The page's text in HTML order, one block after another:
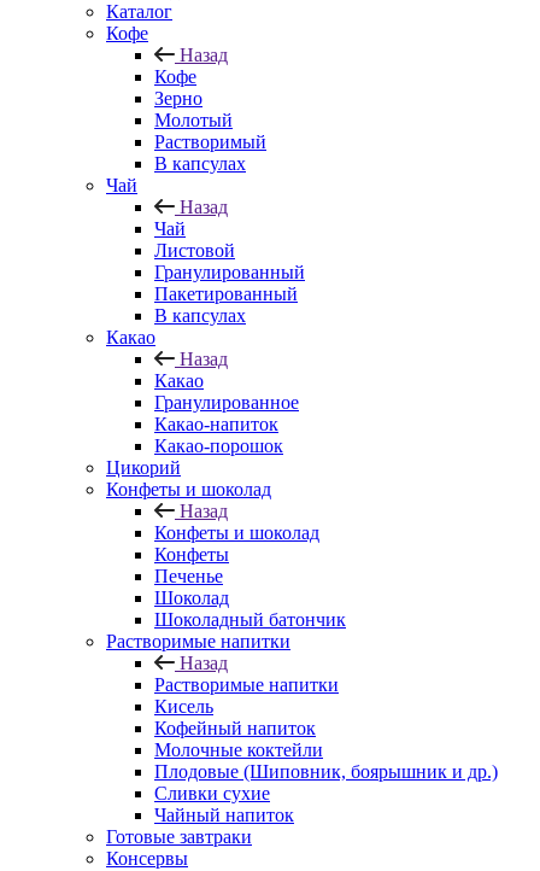
Каталог
Кофе
Назад
Кофе
Зерно
Молотый
Растворимый
В капсулах
Чай
Назад
Чай
Листовой
Гранулированный
Пакетированный
В капсулах
Какао
Назад
Какао
Гранулированное
Какао-напиток
Какао-порошок
Цикорий
Конфеты и шоколад
Назад
Конфеты и шоколад
Конфеты
Печенье
Шоколад
Шоколадный батончик
Растворимые напитки
Назад
Растворимые напитки
Кисель
Кофейный напиток
Молочные коктейли
Плодовые (Шиповник, боярышник и др.)
Сливки сухие
Чайный напиток
Готовые завтраки
Консервы